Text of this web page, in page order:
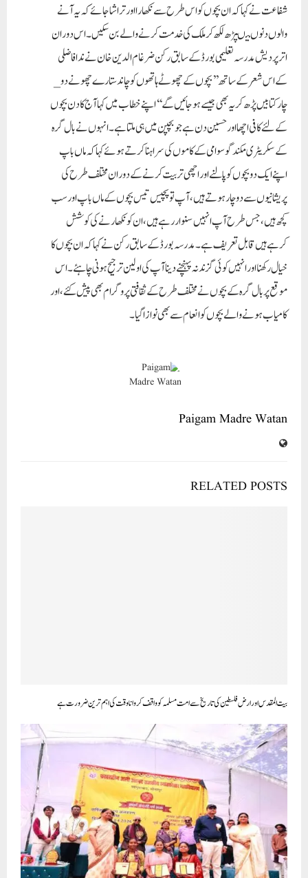
شفاعت نے کہا کہ ان بچوں کو اس طرح سے نکھارااور تراشا جائے کہ یہ آنے
والوں دنوں میںپڑھ لکھ کر ملک کی خدمت کرنے والے بن سکیں ۔ اس دوران
اترپردیش مدرسہ تعلیمی بورڈ کے سابق رکن ضرغام الدین خان نے ندافاضلی
کے اس شعر کے ساتھ ’’بچوں کے چھوٹے ہاتھوں کوچاندستارے چھونے دو _
چار کتابیں پڑھ کریہ بھی جیسے ہوجائیں گے‘‘ اپنے خطاب میں کہا آج کادن بچوں
کے لئے کافی اچھااورحسین دن ہے جوبچپن میں ہی ملتا ہے ۔انہوں نے بال گرہ
کے سکریٹری مکند گوسوامی کے کاموں کی سراہنا کرتے ہوئے کہاکہ ماں باپ
اپنے ایک دو بچوں کو پالنے اوراچھی تربیت کرنے کے دوران مختلف طرح کی
پریشانیوں سے دوچار ہوتے ہیں ،آپ تو پچیس تیس بچوں کے ماں باپ اور سب
کچھ ہیں، جس طرح آپ انہیں سنواررہے ہیں، ان کونکھارنے کی کوشش
کرہے ہیں قابل تعریف ہے۔مدرسہ بورڈ کے سابق رکن نے کہاکہ ان بچوں کا
خیال رکھنا اور انہیں کوئی گزند نہ پہنچنے دیناآپ کی اولین ترجیح ہونی چاہئے۔اس
موقع پر بال گرہ کے بچوں نے مختلف طرح کے ثقافتی پروگرام بھی پیش کئے،اور
کامیاب ہونے والے بچوں کوانعام سے بھی نوازا گیا۔
Paigam Madre Watan
RELATED POSTS
بیت المقدس اور ارض فلسطین کی تاریخ سے امت مسلمہ کو واقف کروانا وقت کی اہم ترین ضرورت ہے